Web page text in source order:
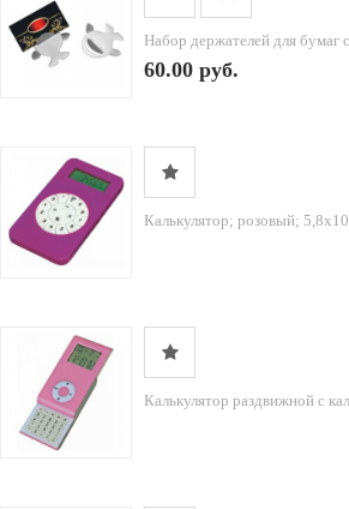
Набор держателей для бумаг
60.00 руб.
Калькулятор; розовый;
Калькулятор раздвижной с